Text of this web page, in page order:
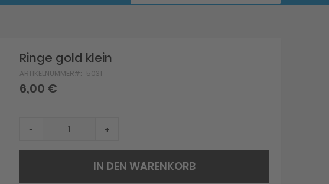
Ringe gold klein
ARTIKELNUMMER 5031
6,00 €
- +
IN DEN WARENKORB